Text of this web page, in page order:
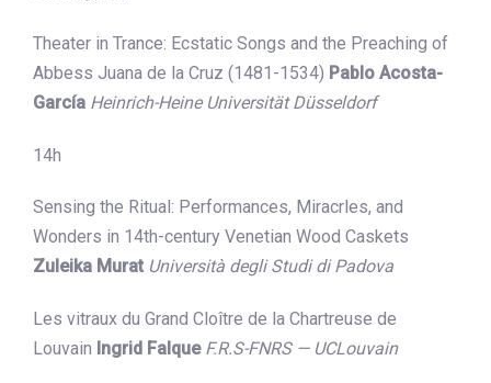
Theater in Trance: Ecstatic Songs and the Preaching of
Abbess Juana de la Cruz (1481-1534) Pablo Acosta-
García Heinrich-Heine Universität Düsseldorf
14h
Sensing the Ritual: Performances, Miracrles, and
Wonders in 14th-century Venetian Wood Caskets
Zuleika Murat Università degli Studi di Padova
Les vitraux du Grand Cloître de la Chartreuse de
Louvain Ingrid Falque F.R.S-FNRS — UCLouvain